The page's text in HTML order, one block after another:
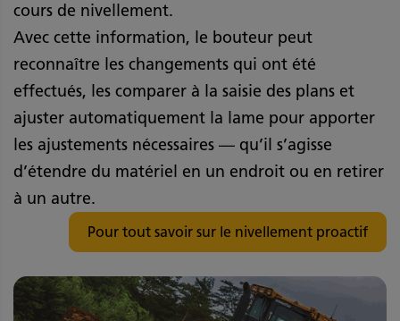
cours de nivellement.
Avec cette information, le bouteur peut
reconnaître les changements qui ont été
effectués, les comparer à la saisie des plans et
ajuster automatiquement la lame pour apporter
les ajustements nécessaires — qu’il s’agisse
d’étendre du matériel en un endroit ou en retirer
à un autre.
Pour tout savoir sur le nivellement proactif